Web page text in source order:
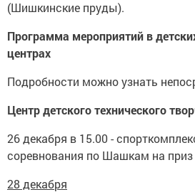
(Шишкинские пруды).
Программа мероприятий в
центрах
Подробности можно узнать
Центр детского технического
26 декабря в 15.00 -
соревнования по Шашкам на
28 декабря